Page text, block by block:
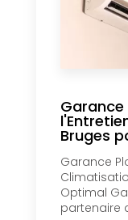
Garance
Bruges
Garance
Optimal
partenaire